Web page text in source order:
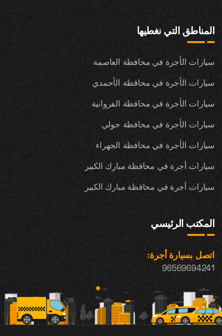
المناطق التي نغطيها
سيارات الأجرة في محافظة العاصمة
سيارات الأجرة في محافظة الأحمدي
سيارات الأجرة في محافظة الفروانية
سيارات الأجرة في محافظة حولي
سيارات الأجرة في محافظة الجهراء
سيارات أجرة في محافظة مبارك الكبير
سيارات أجرة في محافظة مبارك الكبير
المكتب الرئيسي
اتصل بسيارة أجرة:
96569694241